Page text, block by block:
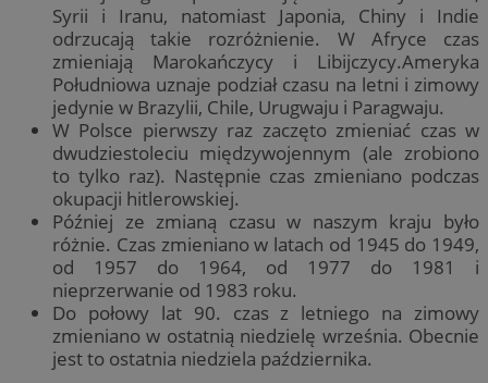
Syrii i Iranu, natomiast Japonia, Chiny i Indie
odrzucają takie rozróżnienie. W Afryce czas
zmieniają Marokańczycy i Libijczycy.Ameryka
Południowa uznaje podział czasu na letni i zimowy
jedynie w Brazylii, Chile, Urugwaju i Paragwaju.
W Polsce pierwszy raz zaczęto zmieniać czas w
dwudziestoleciu międzywojennym (ale zrobiono
to tylko raz). Następnie czas zmieniano podczas
okupacji hitlerowskiej.
Później ze zmianą czasu w naszym kraju było
różnie. Czas zmieniano w latach od 1945 do 1949,
od 1957 do 1964, od 1977 do 1981 i
nieprzerwanie od 1983 roku.
Do połowy lat 90. czas z letniego na zimowy
zmieniano w ostatnią niedzielę września. Obecnie
jest to ostatnia niedziela października.